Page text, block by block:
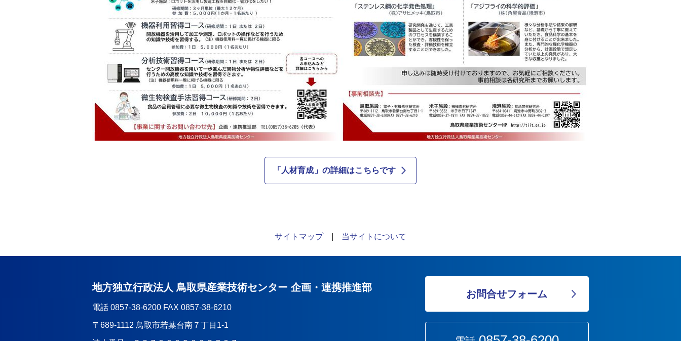
「人材育成」の詳細はこちらです
サイトマップ| 当サイトについて
地方独立行政法人 鳥取県産業技術センター 企画・連携推進部
電話 0857-38-6200 FAX 0857-38-6210
〒689-1112 鳥取市若葉台南７丁目1-1
お問合せフォーム